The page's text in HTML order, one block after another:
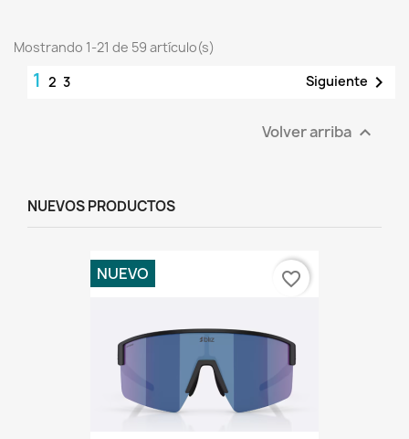
Mostrando 1-21 de 59 artículo(s)
1 2 3 Siguiente 
Volver arriba 
NUEVOS PRODUCTOS
NUEVO favorite_border